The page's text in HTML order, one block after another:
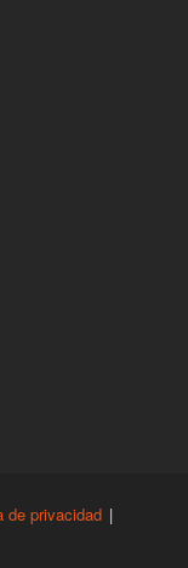
de privacidad |